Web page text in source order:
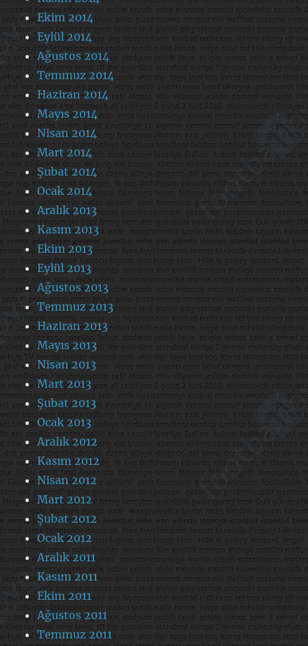
Ekim 2014
Eylül 2014
Ağustos 2014
Temmuz 2014
Haziran 2014
Mayıs 2014
Nisan 2014
Mart 2014
Şubat 2014
Ocak 2014
Aralık 2013
Kasım 2013
Ekim 2013
Eylül 2013
Ağustos 2013
Temmuz 2013
Haziran 2013
Mayıs 2013
Nisan 2013
Mart 2013
Şubat 2013
Ocak 2013
Aralık 2012
Kasım 2012
Nisan 2012
Mart 2012
Şubat 2012
Ocak 2012
Aralık 2011
Kasım 2011
Ekim 2011
Ağustos 2011
Temmuz 2011